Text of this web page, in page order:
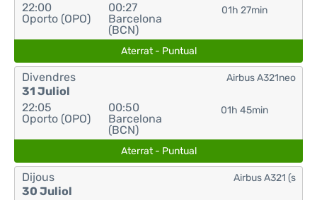
22:00
Oporto (OPO)
00:27
Barcelona
(BCN)
01h 27min
Aterrat - Puntual
Divendres
31 Juliol
22:05
Oporto (OPO)
00:50
Barcelona
(BCN)
01h 45min
Airbus A321neo
Aterrat - Puntual
Dijous
30 Juliol
Airbus A321 (s